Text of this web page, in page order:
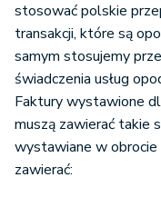
stosować polskie
transakcji, które są
samym stosujemy
świadczenia usług
Faktury wystawione
muszą zawierać takie
wystawiane w
zawierać: